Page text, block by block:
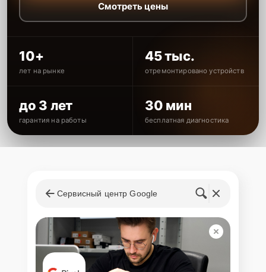
Смотреть цены
10+
лет на рынке
45 тыс.
отремонтировано устройств
до 3 лет
гарантия на работы
30 мин
бесплатная диагностика
Сервисный центр Google